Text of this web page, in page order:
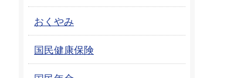
おくやみ
国民健康保険